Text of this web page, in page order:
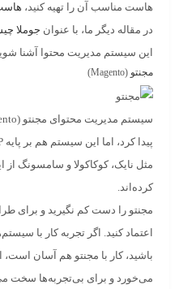
هاست مناسب آن را تهیه کنید،
در مقاله دیگر ما، با عنوان جوملا
این سیستم مدیریت محتوا آشنا
مجنتو (Magento)
سیستم مدیریت محتوای مجنتو
کرده‌اند.
مجنتو را دست کم نگیرید و برای
اعتماد کنید. اگر تجربه کار با
باشید، کار با مجنتو هم آسان
می‌خورد و برای بی‌تجربه‌ها سخت